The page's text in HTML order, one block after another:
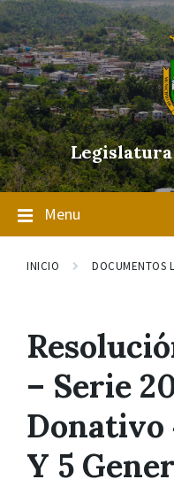
Skip
to
content
Skip
to
main
navigation
Skip
to
footer
Legislatura
Menu
INICIO DOCUMENTOS
– Serie
Donativo
Y 5